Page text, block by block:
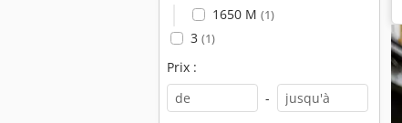
1650 M (1)
3 (1)
Prix :
-